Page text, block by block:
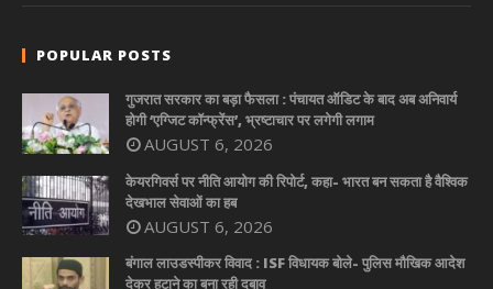
POPULAR POSTS
गुजरात सरकार का बड़ा फैसला : पंचायत ऑडिट के बाद अब अनिवार्य
होगी ‘एग्जिट कॉन्फ्रेंस’, भ्रष्टाचार पर लगेगी लगाम
AUGUST 6, 2026
केयरगिवर्स पर नीति आयोग की रिपोर्ट, कहा- भारत बन सकता है वैश्विक
देखभाल सेवाओं का हब
AUGUST 6, 2026
बंगाल लाउडस्पीकर विवाद : ISF विधायक बोले- पुलिस मौखिक आदेश
देकर हटाने का बना रही दबाव